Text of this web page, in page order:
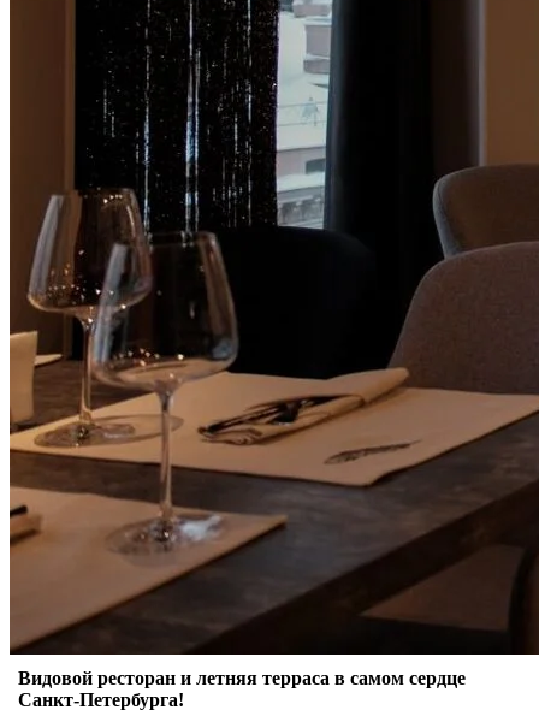
Видовой ресторан и летняя терраса в самом сердце
Санкт-Петербурга!